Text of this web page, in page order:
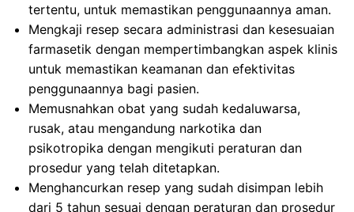
tertentu, untuk memastikan penggunaannya aman.
Mengkaji resep secara administrasi dan kesesuaian
farmasetik dengan mempertimbangkan aspek klinis
untuk memastikan keamanan dan efektivitas
penggunaannya bagi pasien.
Memusnahkan obat yang sudah kedaluwarsa,
rusak, atau mengandung narkotika dan
psikotropika dengan mengikuti peraturan dan
prosedur yang telah ditetapkan.
Menghancurkan resep yang sudah disimpan lebih
dari 5 tahun sesuai dengan peraturan dan prosedur